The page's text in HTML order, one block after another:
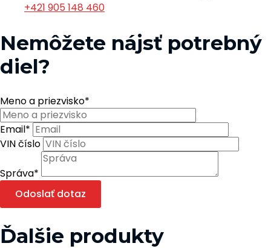
+421 905 148 460
Nemôžete nájsť potrebný
diel?
Meno a priezvisko*
Email*
VIN číslo
Správa*
Odoslať dotaz
Ďalšie produkty